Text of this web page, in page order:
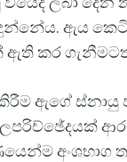
ඇය
කර
ඇගේ
අංශභාග